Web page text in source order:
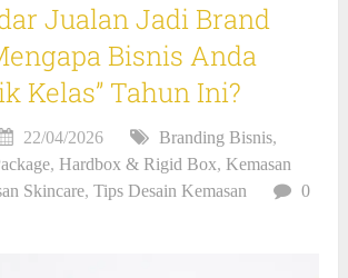
Jualan Jadi Brand
Bisnis Anda
Kelas” Tahun Ini?
22/04/2026 Branding Bisnis,
,Hardbox & Rigid Box,Kemasan
Skincare,Tips Desain Kemasan
0